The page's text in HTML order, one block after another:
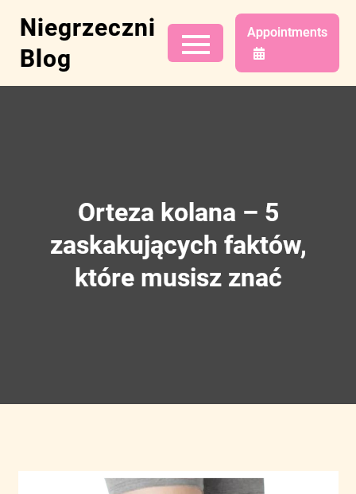
Niegrzeczni
Blog
Appointments
Orteza kolana – 5
zaskakujących faktów,
które musisz znać